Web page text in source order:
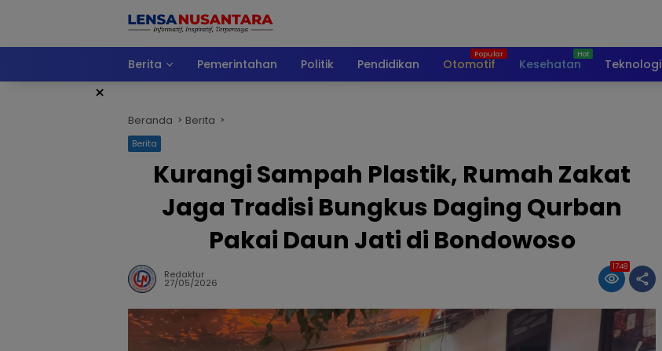
Berita
Pemerintahan Politik Pendidikan Otomotif Kesehatan Teknologi
×
Beranda Berita
Berita
Kurangi Sampah Plastik, Rumah Zakat
Jaga Tradisi Bungkus Daging Qurban
Pakai Daun Jati di Bondowoso
Redaktur
27/05/2026
1748